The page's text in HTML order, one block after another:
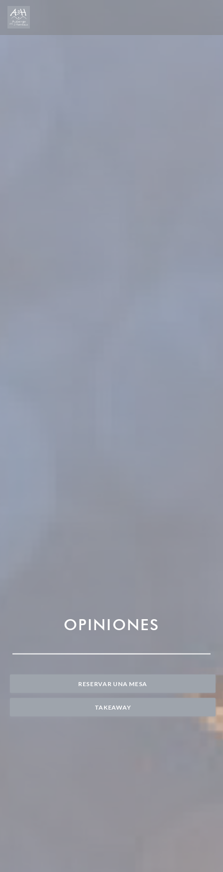
OPINIONES
RESERVAR UNA MESA
TAKEAWAY